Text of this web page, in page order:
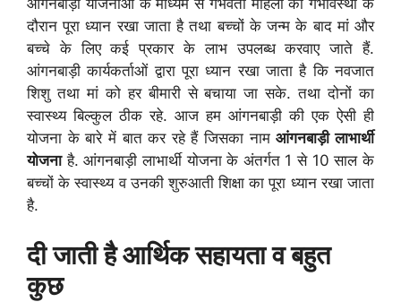
आंगनबाड़ी योजनाओं के माध्यम से गर्भवती महिला का गर्भावस्था के
दौरान पूरा ध्यान रखा जाता है तथा बच्चों के जन्म के बाद मां और
बच्चे के लिए कई प्रकार के लाभ उपलब्ध करवाए जाते हैं.
आंगनबाड़ी कार्यकर्ताओं द्वारा पूरा ध्यान रखा जाता है कि नवजात
शिशु तथा मां को हर बीमारी से बचाया जा सके. तथा दोनों का
स्वास्थ्य बिल्कुल ठीक रहे. आज हम आंगनबाड़ी की एक ऐसी ही
योजना के बारे में बात कर रहे हैं जिसका नामआंगनबाड़ी लाभार्थी
योजनाहै. आंगनबाड़ी लाभार्थी योजना के अंतर्गत 1 से 10 साल के
बच्चों के स्वास्थ्य व उनकी शुरुआती शिक्षा का पूरा ध्यान रखा जाता
है.
दी जाती है आर्थिक सहायता व बहुत
कुछ